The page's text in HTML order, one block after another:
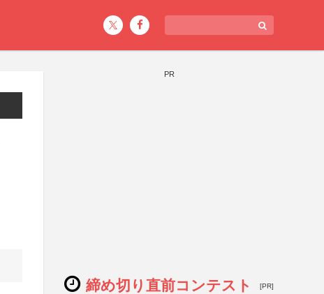
PR
締め切り直前コンテスト [PR]